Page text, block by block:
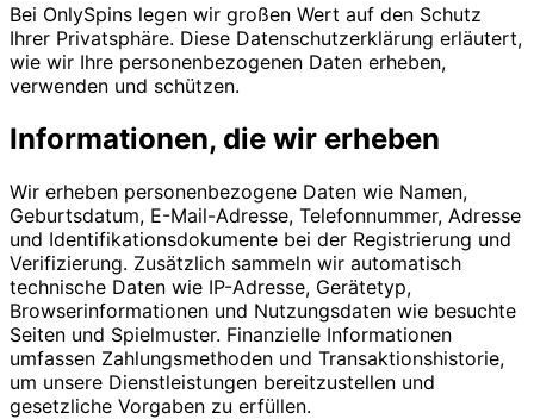
Bei OnlySpins legen wir großen Wert auf den Schutz
Ihrer Privatsphäre. Diese Datenschutzerklärung erläutert,
wie wir Ihre personenbezogenen Daten erheben,
verwenden und schützen.
Informationen, die wir erheben
Wir erheben personenbezogene Daten wie Namen,
Geburtsdatum, E-Mail-Adresse, Telefonnummer, Adresse
und Identifikationsdokumente bei der Registrierung und
Verifizierung. Zusätzlich sammeln wir automatisch
technische Daten wie IP-Adresse, Gerätetyp,
Browserinformationen und Nutzungsdaten wie besuchte
Seiten und Spielmuster. Finanzielle Informationen
umfassen Zahlungsmethoden und Transaktionshistorie,
um unsere Dienstleistungen bereitzustellen und
gesetzliche Vorgaben zu erfüllen.